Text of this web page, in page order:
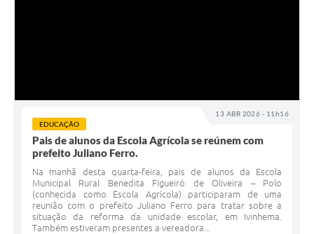
13 ABR 2026 - 11h16
EDUCAÇÃO
Pais de alunos da Escola Agrícola se reúnem com
prefeito Juliano Ferro.
Na manhã desta quarta-feira, pais de alunos da Escola
Municipal Rural Benedita Figueiró de Oliveira – Polo
(conhecida como Escola Agrícola) participaram de uma
reunião com o prefeito Juliano Ferro para tratar sobre a
situação da reforma da unidade escolar, em Ivinhema.
Também estiveram presentes a vereadora...